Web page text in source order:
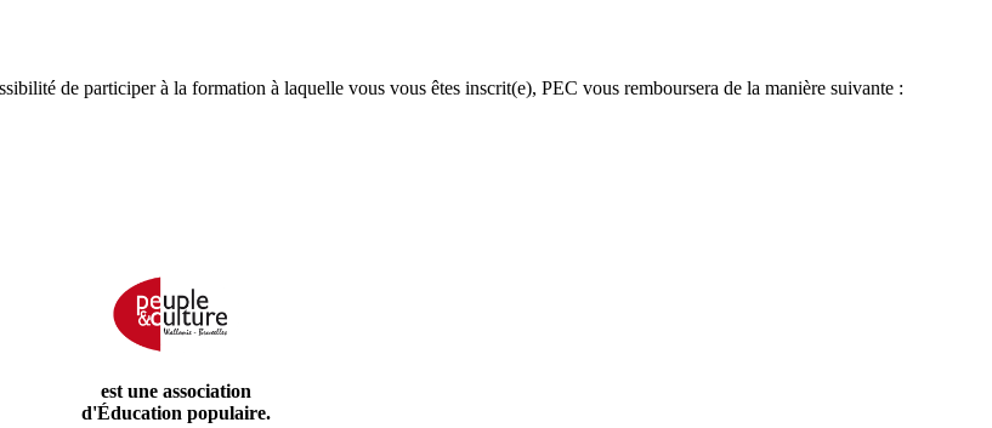
de participer à la formation à laquelle vous vous êtes inscrit(e), PEC vous remboursera de la manière suivante :
est une association
d'Éducation populaire.